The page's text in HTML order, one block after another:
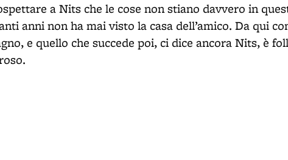
a Nits che le cose non stiano davvero in
anni non ha mai visto la casa dell’amico. Da qui
e quello che succede poi, ci dice ancora Nits, è